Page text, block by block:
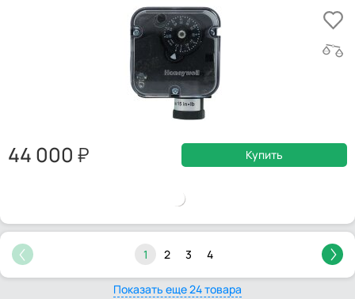
44 000 Купить
1 2 3 4
Показать еще 24 товара